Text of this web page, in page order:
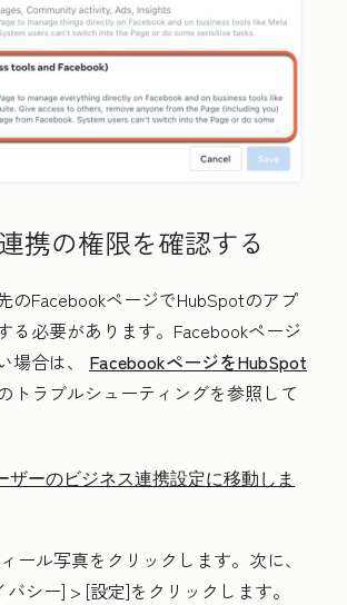
携の権限を確認する
のFacebookページでHubSpotのアプ
る必要があります。Facebookページ
場合は、 FacebookページをHubSpot
トラブルシューティングを参照して
ーのビジネス連携設定に移動しま
ール写真をクリックします。次に、
バシー] > [設定]をクリックします。